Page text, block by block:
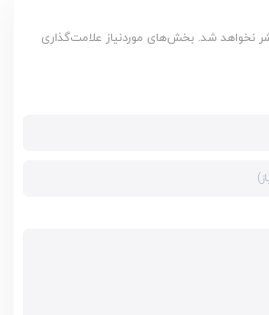
نخواهد شد. بخش‌های موردنیاز علامت‌گذاری